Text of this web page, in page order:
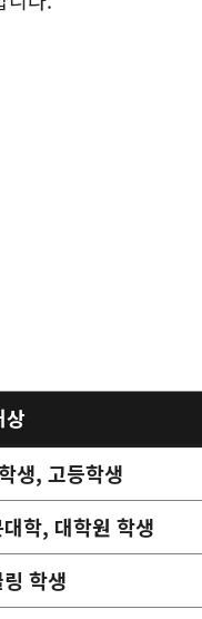
상
생, 고등학생
학, 대학원 학생
학생